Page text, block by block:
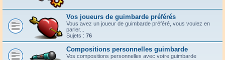
Vos joueurs de guimbarde préférés
Vous avez un joueur de guimbarde préféré, vous voulez en
parler...
Sujets : 76
Compositions personnelles guimbarde
Vos compositions personnelles avec votre guimbarde